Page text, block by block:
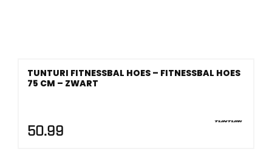
TUNTURI FITNESSBAL HOES – FITNESSBAL HOES
75 CM – ZWART
50.99